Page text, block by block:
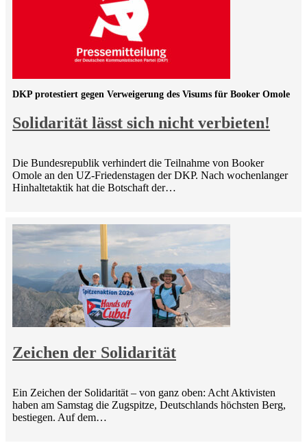
Solidarität lässt sich nicht verbieten!
DKP protestiert gegen Verweigerung des Visums für Booker Omole
Die Bundesrepublik verhindert die Teilnahme von Booker
Omole an den UZ-Friedenstagen der DKP. Nach wochenlanger
Hinhaltetaktik hat die Botschaft der…
Zeichen der Solidarität
Ein Zeichen der Solidarität – von ganz oben: Acht Aktivisten
haben am Samstag die Zugspitze, Deutschlands höchsten Berg,
bestiegen. Auf dem…